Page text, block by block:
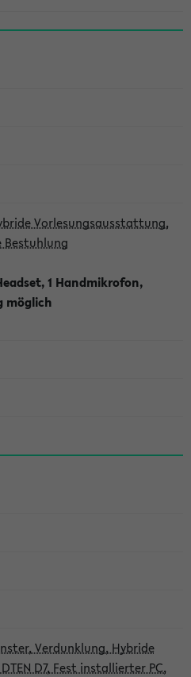
Vorlesungsausstattung,
Bestuhlung
1 Handmikrofon,
möglich
Verdunklung, Hybride
D7, Fest installierter PC,